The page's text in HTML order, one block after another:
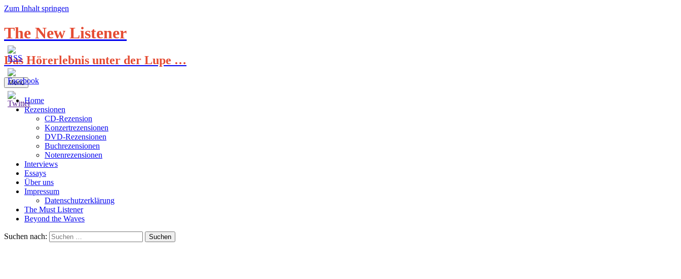
Zum Inhalt springen
The New Listener
Das Hörerlebnis unter der Lupe …
Menü
Home
Rezensionen
CD-Rezension
Konzertrezensionen
DVD-Rezensionen
Buchrezensionen
Notenrezensionen
Interviews
Essays
Über uns
Impressum
Datenschutzerklärung
The Must Listener
Beyond the Waves
Suchen nach: